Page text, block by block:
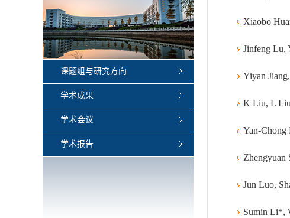
课题组与研究方向
学术成果
学术会议
学术报告
Xiaobo
Jinfeng Lu,
Yiyan
K Liu, L
Yan-Chong
Zhengyuan
Jun Luo,
Sumin Li*,